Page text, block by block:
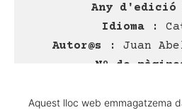
Any d'edició
Idioma :
Autor@s :
Juan
Nº de
Aquest lloc web emmagatzema